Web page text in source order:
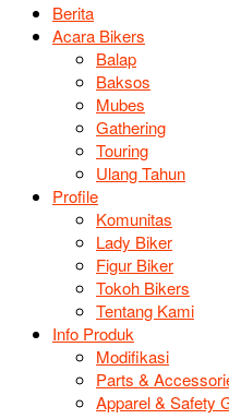
Berita
Acara Bikers
Balap
Baksos
Mubes
Gathering
Touring
Ulang Tahun
Profile
Komunitas
Lady Biker
Figur Biker
Tokoh Bikers
Tentang Kami
Info Produk
Modifikasi
Parts &
Apparel & Safety